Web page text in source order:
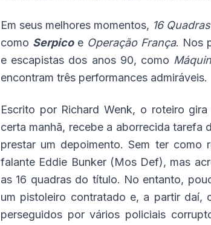
Em seus melhores momentos, 16 Quadras
como Serpico e Operação França. Nos
e escapistas dos anos 90, como
encontram três performances admiráveis.
Escrito por Richard Wenk, o roteiro
certa manhã, recebe a aborrecida tarefa
prestar um depoimento. Sem ter como
falante Eddie Bunker (Mos Def), mas
as 16 quadras do título. No entanto,
um pistoleiro contratado e, a partir daí,
perseguidos por vários policiais